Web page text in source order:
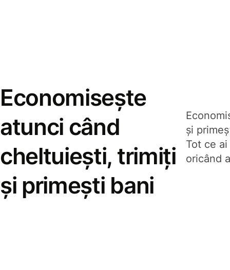
Economisește
atunci când
cheltuiești, trimiți
și primești bani
și
Tot ce
oricând